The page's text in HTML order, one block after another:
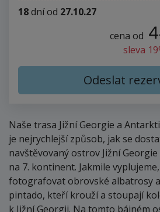
18dníod 27.10.27
cena od
sleva
Odeslat
Naše trasa Jižní Georgie a
je nejrychlejší způsob, jak se
navštěvovaný ostrov Jižní
na 7. kontinent. Jakmile
fotografovat obrovské albatrosy
pintado, kteří krouží a stoupají
k Jižní Georgii. Na tomto bájném